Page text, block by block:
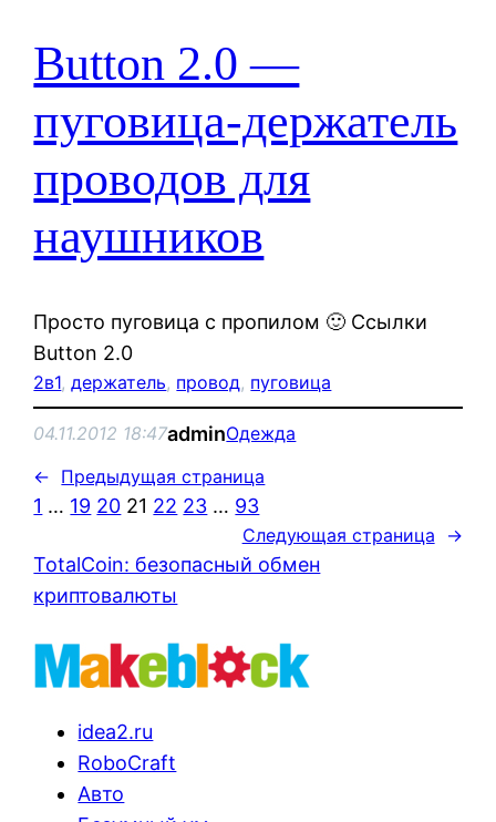
Button 2.0 —
пуговица-держатель
проводов для
наушников
Просто пуговица с пропилом 🙂 Ссылки
Button 2.0
2в1, держатель, провод, пуговица
04.11.2012 18:47adminОдежда
← Предыдущая страница
1 … 19 20 21 22 23 … 93
Следующая страница →
TotalCoin: безопасный обмен
криптовалюты
idea2.ru
RoboCraft
Авто